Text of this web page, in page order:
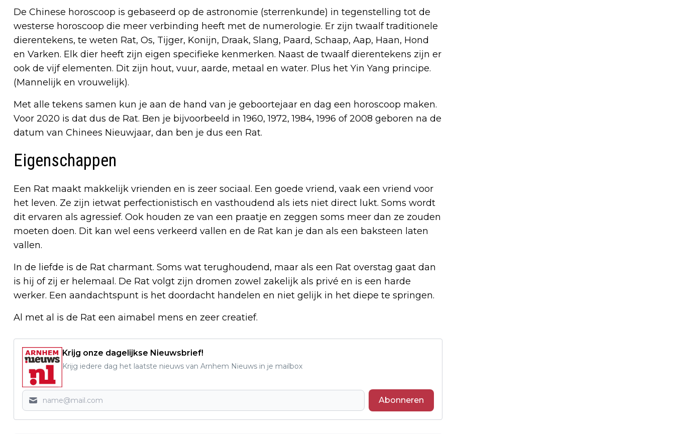
De Chinese horoscoop is gebaseerd op de astronomie (sterrenkunde) in tegenstelling tot de
westerse horoscoop die meer verbinding heeft met de numerologie. Er zijn twaalf traditionele
dierentekens, te weten Rat, Os, Tijger, Konijn, Draak, Slang, Paard, Schaap, Aap, Haan, Hond
en Varken. Elk dier heeft zijn eigen specifieke kenmerken. Naast de twaalf dierentekens zijn er
ook de vijf elementen. Dit zijn hout, vuur, aarde, metaal en water. Plus het Yin Yang principe.
(Mannelijk en vrouwelijk).
Met alle tekens samen kun je aan de hand van je geboortejaar en dag een horoscoop maken.
Voor 2020 is dat dus de Rat. Ben je bijvoorbeeld in 1960, 1972, 1984, 1996 of 2008 geboren na de
datum van Chinees Nieuwjaar, dan ben je dus een Rat.
Eigenschappen
Een Rat maakt makkelijk vrienden en is zeer sociaal. Een goede vriend, vaak een vriend voor
het leven. Ze zijn ietwat perfectionistisch en vasthoudend als iets niet direct lukt. Soms wordt
dit ervaren als agressief. Ook houden ze van een praatje en zeggen soms meer dan ze zouden
moeten doen. Dit kan wel eens verkeerd vallen en de Rat kan je dan als een baksteen laten
vallen.
In de liefde is de Rat charmant. Soms wat terughoudend, maar als een Rat overstag gaat dan
is hij of zij er helemaal. De Rat volgt zijn dromen zowel zakelijk als privé en is een harde
werker. Een aandachtspunt is het doordacht handelen en niet gelijk in het diepe te springen.
Al met al is de Rat een aimabel mens en zeer creatief.
Krijg onze dagelijkse Nieuwsbrief!
Krijg iedere dag het laatste nieuws van Arnhem Nieuws in je mailbox
Abonneren